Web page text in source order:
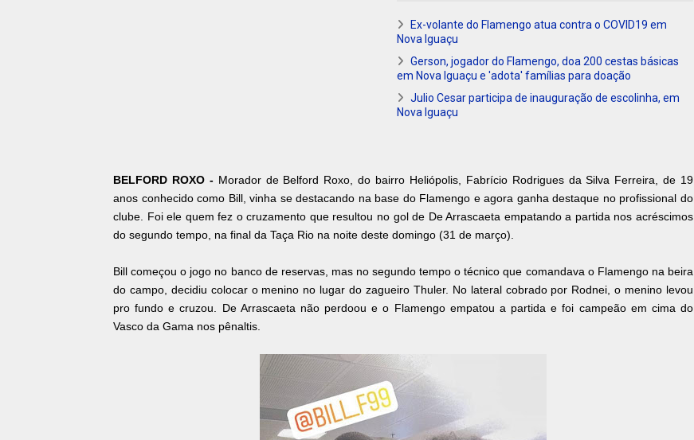
Ex-volante do Flamengo atua contra o COVID19 em
Nova Iguaçu
Gerson, jogador do Flamengo, doa 200 cestas básicas
em Nova Iguaçu e 'adota' famílias para doação
Julio Cesar participa de inauguração de escolinha, em
Nova Iguaçu
BELFORD ROXO -Morador de Belford Roxo, do bairro Heliópolis, Fabrício Rodrigues da Silva Ferreira, de 19
anos conhecido como Bill, vinha se destacando na base do Flamengo e agora ganha destaque no profissional do
clube. Foi ele quem fez o cruzamento que resultou no gol de De Arrascaeta empatando a partida nos acréscimos
do segundo tempo, na final da Taça Rio na noite deste domingo (31 de março).
Bill começou o jogo no banco de reservas, mas no segundo tempo o técnico que comandava o Flamengo na beira
do campo, decidiu colocar o menino no lugar do zagueiro Thuler. No lateral cobrado por Rodnei, o menino levou
pro fundo e cruzou. De Arrascaeta não perdoou e o Flamengo empatou a partida e foi campeão em cima do
Vasco da Gama nos pênaltis.